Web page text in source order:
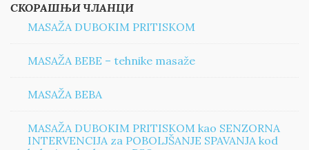
СКОРАШЊИ ЧЛАНЦИ
MASAŽA DUBOKIM PRITISKOM
MASAŽA BEBE – tehnike masaže
MASAŽA BEBA
MASAŽA DUBOKIM PRITISKOM kao SENZORNA
INTERVENCIJA za POBOLJŠANJE SPAVANJA kod